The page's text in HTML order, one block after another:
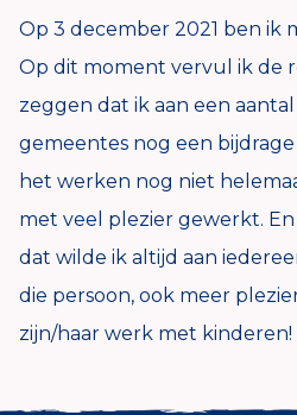
Op 3 december 2021 ben ik
Op dit moment vervul ik de
zeggen dat ik aan een
gemeentes nog een
het werken nog niet
met veel plezier gewerkt.
dat wilde ik altijd aan
die persoon, ook meer
zijn/haar werk met kinderen!